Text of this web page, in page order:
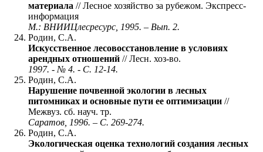
материала // Лесное хозяйство за рубежом. Экспресс-
информация
М.: ВНИИЦлесресурс, 1995. – Вып. 2.
Родин, С.А.
Искусственное лесовосстановление в условиях
арендных отношений // Лесн. хоз-во.
1997. - № 4. - С. 12-14.
Родин, С.А.
Нарушение почвенной экологии в лесных
питомниках и основные пути ее оптимизации //
Межвуз. сб. науч. тр.
Саратов, 1996. – С. 269-274.
Родин, С.А.
Экологическая оценка технологий создания лесных